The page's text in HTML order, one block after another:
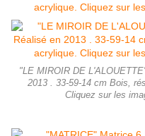
"LE MIROIR DE
2013 . 33-59-14 cm Bois,
Cliquez sur les